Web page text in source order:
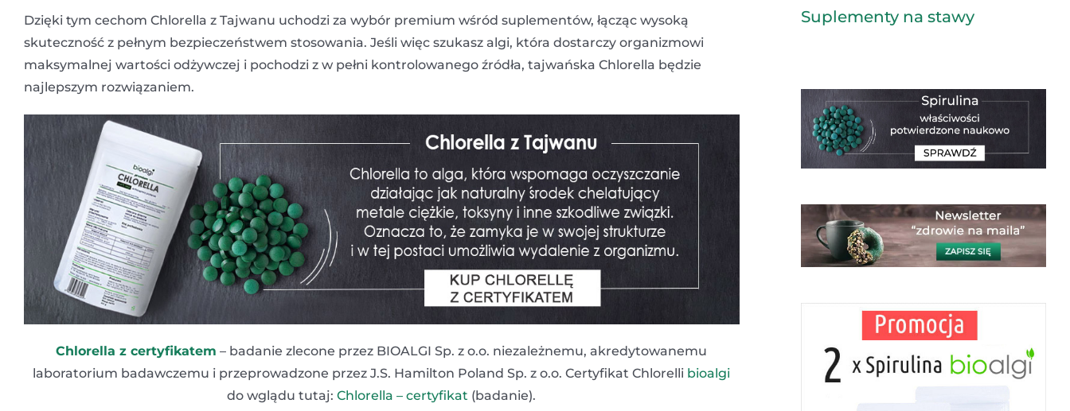
Dzięki tym cechom Chlorella z Tajwanu uchodzi za wybór premium wśród suplementów, łącząc wysoką
skuteczność z pełnym bezpieczeństwem stosowania. Jeśli więc szukasz algi, która dostarczy organizmowi
maksymalnej wartości odżywczej i pochodzi z w pełni kontrolowanego źródła, tajwańska Chlorella będzie
najlepszym rozwiązaniem.
Chlorella z certyfikatem – badanie zlecone przez BIOALGI Sp. z o.o. niezależnemu, akredytowanemu
laboratorium badawczemu i przeprowadzone przez J.S. Hamilton Poland Sp. z o.o. Certyfikat Chlorelli bioalgi
do wglądu tutaj:Chlorella – certyfikat (badanie).
Suplementy na stawy